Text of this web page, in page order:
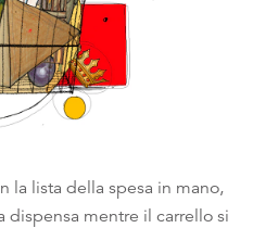
la lista della spesa in mano,
dispensa mentre il carrello si